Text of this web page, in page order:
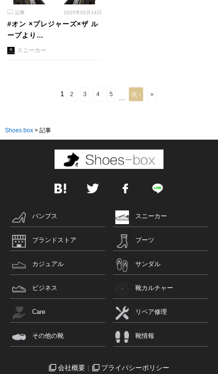
記事 2025年05月14日
#オン ×プレジャーズ×ザ ル
ープより…
スニーカー
1 2 3 4 5 次 › »
Shoes box > 記事
パンプス スニーカー
ブランドストア ブーツ
カジュアル サンダル
ビジネス 靴カルチャー
Care リペア修理
その他の靴 靴情報
会社概要 プライバシーポリシー